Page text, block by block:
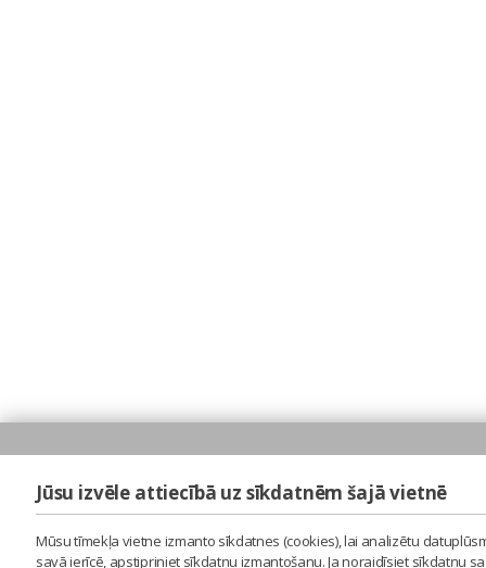
Jūsu izvēle attiecībā uz sīkdatnēm šajā vietnē
Mūsu tīmekļa vietne izmanto sīkdatnes (cookies), lai analizētu
savā ierīcē, apstipriniet sīkdatņu izmantošanu. Ja noraidīsiet sīkdatņu